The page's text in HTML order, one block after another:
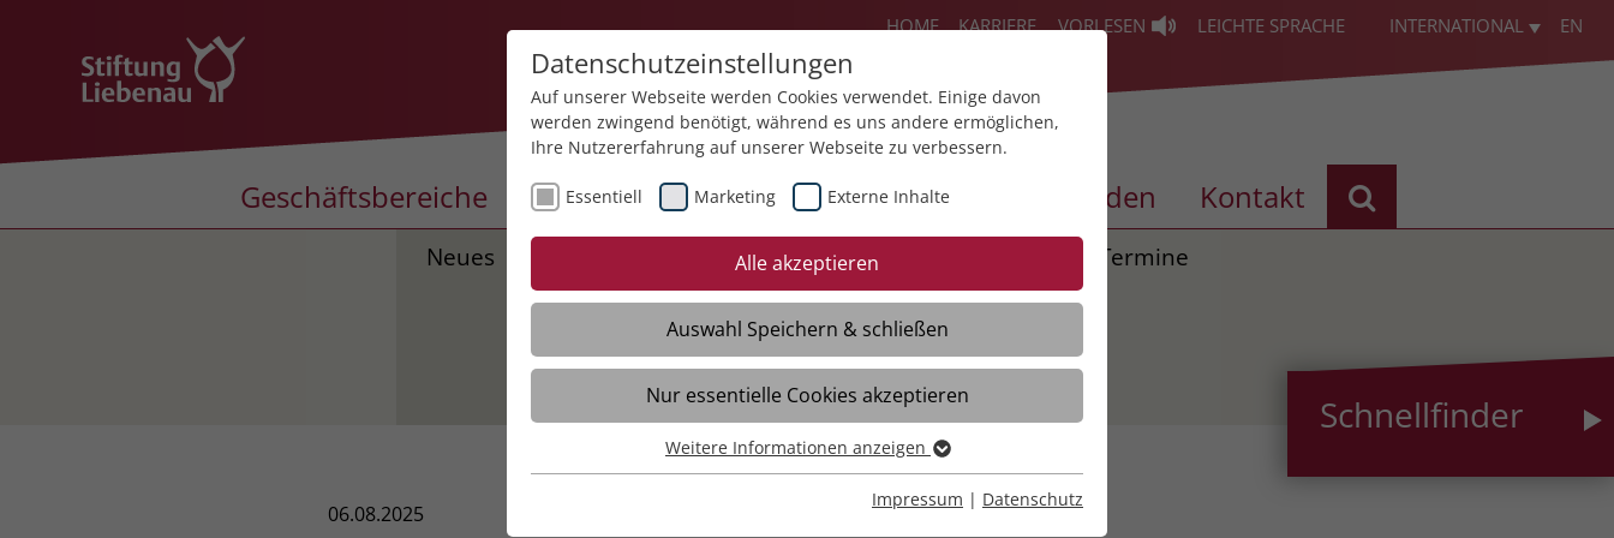
HOME KARRIERE VORLESEN LEICHTE SPRACHE INTERNATIONAL EN
Geschäftsbereiche Über uns Aktuelles Akademie Spenden Kontakt
Neues
Broschüren
Presse
Kontakt
Material
Verteiler
Themendossiers Termine
Schnellfinder
06.08.2025
Datenschutzeinstellungen
Auf unserer Webseite werden Cookies verwendet. Einige davon
werden zwingend benötigt, während es uns andere ermöglichen,
Ihre Nutzererfahrung auf unserer Webseite zu verbessern.
Essentiell Marketing Externe Inhalte
Alle akzeptieren
Auswahl Speichern & schließen
Nur essentielle Cookies akzeptieren
Essentielle Cookies werden für grundlegende Funktionen der
Weitere Informationen anzeigen
Impressum | Datenschutz